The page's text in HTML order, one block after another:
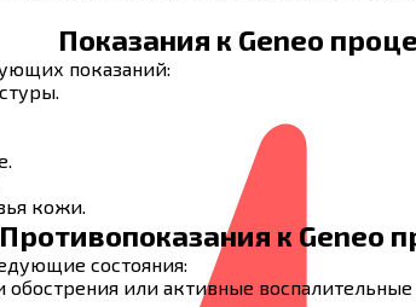
Показания к Geneo
показаний:
кожи.
Противопоказания к Geneo
состояния:
или активные